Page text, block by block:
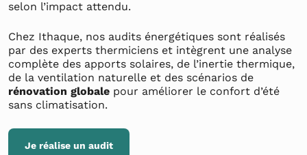
selon l’impact attendu.
Chez Ithaque, nos audits énergétiques sont réalisés
par des experts thermiciens et intègrent une analyse
complète des apports solaires, de l’inertie thermique,
de la ventilation naturelle et des scénarios de
rénovation globale pour améliorer le confort d’été
sans climatisation.
Je réalise un audit